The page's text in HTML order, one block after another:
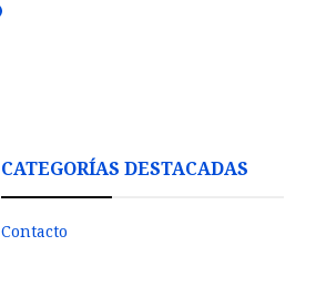
CATEGORÍAS DESTACADAS
Contacto